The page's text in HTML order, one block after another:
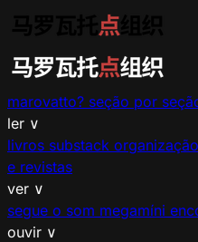
marovatto? seção por
ler ∨
livros substack
e revistas
ver ∨
segue o som megamíni
ouvir ∨